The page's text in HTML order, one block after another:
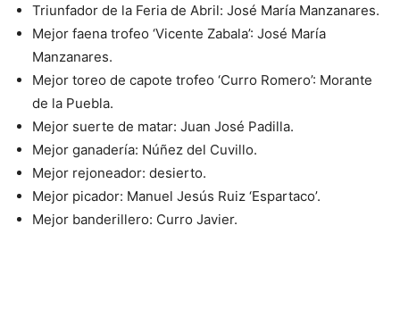
Triunfador de la Feria de Abril: José María Manzanares.
Mejor faena trofeo ‘Vicente Zabala’: José María
Manzanares.
Mejor toreo de capote trofeo ‘Curro Romero’: Morante
de la Puebla.
Mejor suerte de matar: Juan José Padilla.
Mejor ganadería: Núñez del Cuvillo.
Mejor rejoneador: desierto.
Mejor picador: Manuel Jesús Ruiz ‘Espartaco’.
Mejor banderillero: Curro Javier.